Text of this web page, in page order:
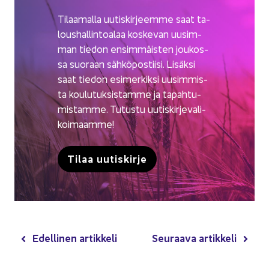
Ti­laa­mal­la uu­tis­kir­jeem­me saat ta­
lous­hal­lin­toa­laa kos­ke­van uusim­
man tie­don en­sim­mäis­ten jou­kos­
sa suo­raan säh­kö­pos­tii­si. Li­säk­si
saat tie­don esi­mer­kik­si uusim­mis­
ta kou­lu­tuk­sis­tam­me ja ta­pah­tu­
mis­tam­me. Tu­tus­tu uu­tis­kir­je­va­li­
koi­maam­me!
Tilaa uu­tis­kir­je
Edel­li­nen ar­tik­ke­li Seu­raa­va ar­tik­ke­li